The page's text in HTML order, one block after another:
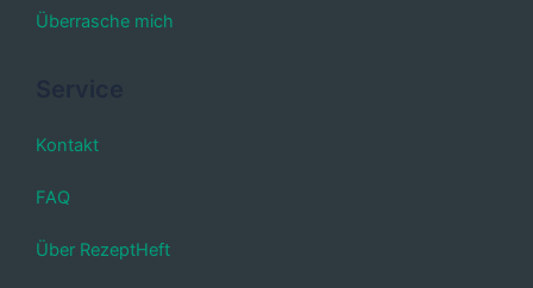
Überrasche mich
Kontakt
FAQ
Über RezeptHeft